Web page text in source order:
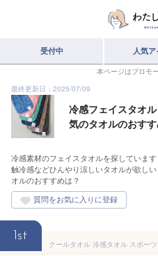
受付中 人気
本ページはプロモ
最終更新日：2025/07/09
冷感フェイスタオ
気のタオルのおすす
冷感素材のフェイスタオルを探していま
触冷感などひんやり涼しいタオルが欲し
オルのおすすめは？
1st